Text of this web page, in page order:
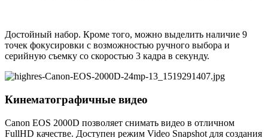
Достойный набор. Кроме того, можно выделить наличие 9
точек фокусировки с возможностью ручного выбора и
серийную съемку со скоростью 3 кадра в секунду.
Кинематографичные видео
Canon EOS 2000D позволяет снимать видео в отличном
FullHD качестве. Доступен режим Video Snapshot для создания